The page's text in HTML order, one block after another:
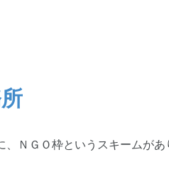
ＮＧＯ枠というスキームが